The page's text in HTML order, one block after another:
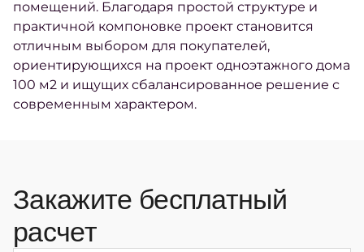
помещений. Благодаря простой структуре и
практичной компоновке проект становится
отличным выбором для покупателей,
ориентирующихся на проект одноэтажного дома
100 м2 и ищущих сбалансированное решение с
современным характером.
Закажите бесплатный
расчет